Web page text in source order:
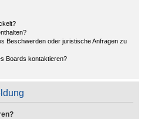
Beschwerden oder juristische Anfragen zu
Boards kontaktieren?